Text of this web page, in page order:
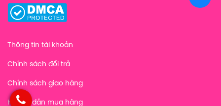
Thông tin tài khoản
Chính sách đổi trả
Chính sách giao hàng
Hướng dẫn mua hàng